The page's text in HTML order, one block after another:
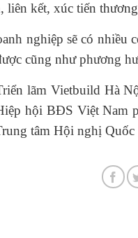
liên kết, xúc tiến
nghiệp sẽ có nhiều
cũng như phương
lãm Vietbuild Hà
hội BĐS Việt Nam
tâm Hội nghị